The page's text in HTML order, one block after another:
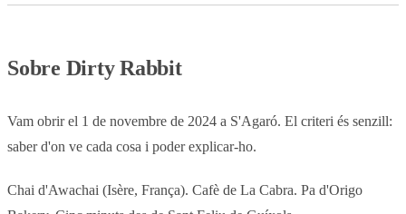
Sobre Dirty Rabbit
Vam obrir el 1 de novembre de 2024 a S'Agaró. El criteri és senzill:
saber d'on ve cada cosa i poder explicar-ho.
Chai d'Awachai (Isère, França). Cafè de La Cabra. Pa d'Origo